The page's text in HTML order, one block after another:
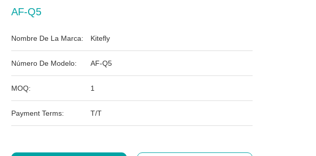
AF-Q5
Nombre De La Marca: Kitefly
Número De Modelo: AF-Q5
MOQ: 1
Payment Terms: T/T